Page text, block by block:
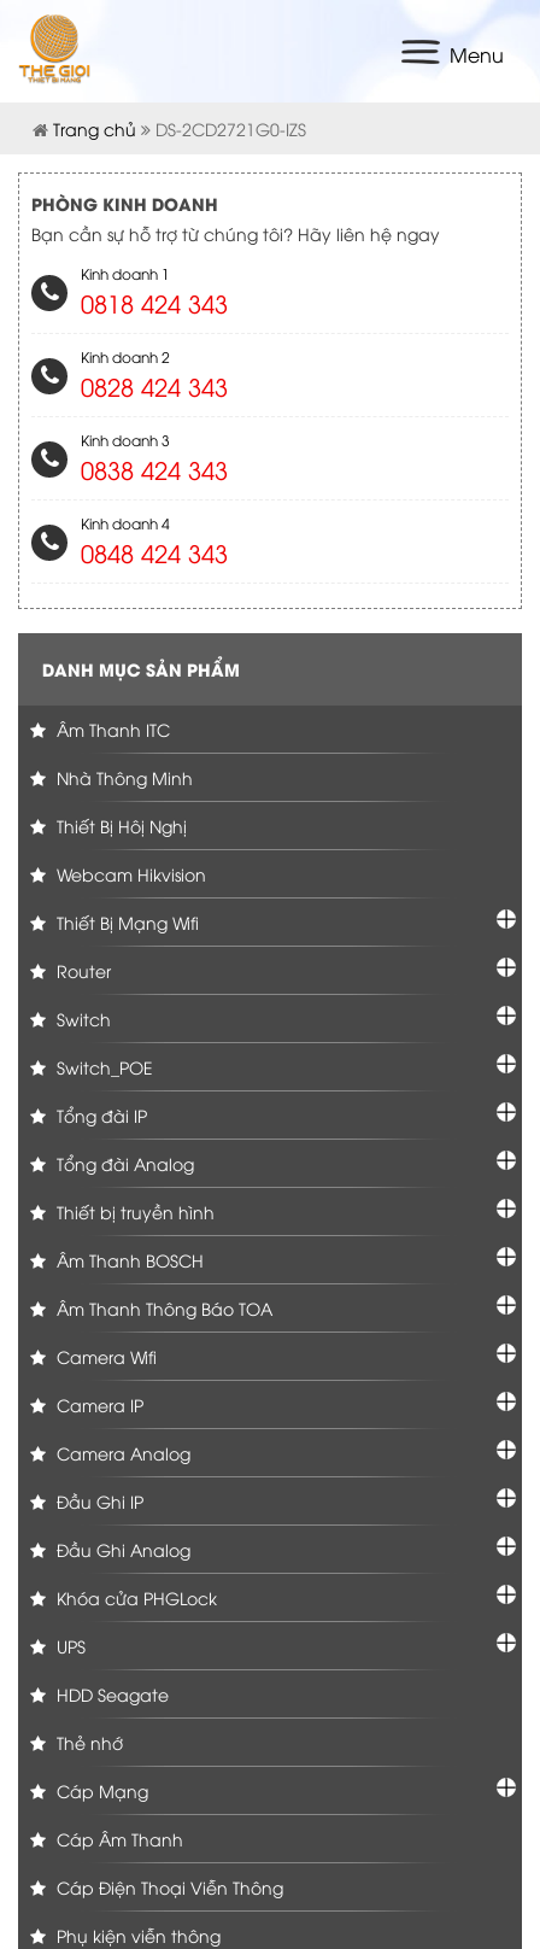
Menu
Trang chủ DS-2CD2721G0-IZS
PHÒNG KINH DOANH
Bạn cần sự hỗ trợ từ chúng tôi? Hãy liên hệ ngay
Kinh doanh 1
0818 424 343
Kinh doanh 2
0828 424 343
Kinh doanh 3
0838 424 343
Kinh doanh 4
0848 424 343
DANH MỤC SẢN PHẨM
Âm Thanh ITC
Nhà Thông Minh
Thiết Bị Hôị Nghị
Webcam Hikvision
Thiết Bị Mạng Wifi
Router
Switch
Switch_POE
Tổng đài IP
Tổng đài Analog
Thiết bị truyền hình
Âm Thanh BOSCH
Âm Thanh Thông Báo TOA
Camera Wifi
Camera IP
Camera Analog
Đầu Ghi IP
Đầu Ghi Analog
Khóa cửa PHGLock
UPS
HDD Seagate
Thẻ nhớ
Cáp Mạng
Cáp Âm Thanh
Cáp Điện Thoại Viễn Thông
Phụ kiện viễn thông